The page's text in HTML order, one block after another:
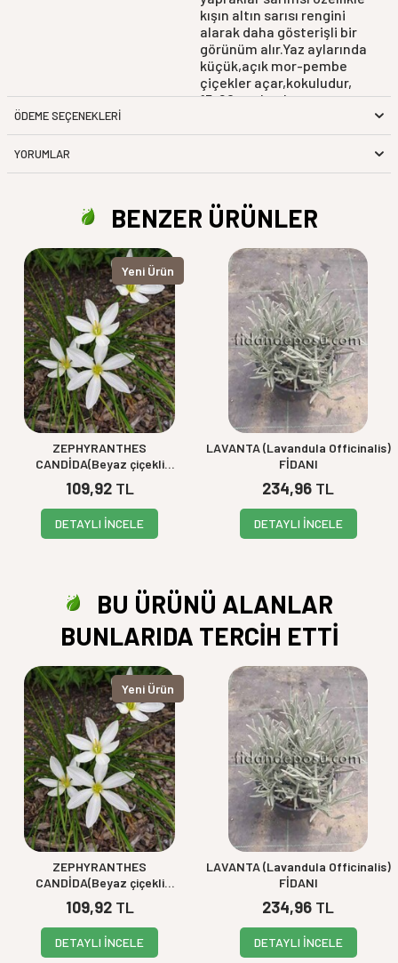
kışın altın sarısı rengini
alarak daha gösterişli bir
görünüm alır.Yaz aylarında
küçük,açık mor-pembe
çiçekler açar,kokuludur,
15-20 cm boylanır.
ÖDEME SEÇENEKLERI
YORUMLAR
BENZER ÜRÜNLER
Yeni Ürün
ZEPHYRANTHES
CANDİDA(Beyaz çiçekli
zıpçıktı)BİTKİSİ
109,92TL
DETAYLI İNCELE
LAVANTA (Lavandula Officinalis)
FİDANI
234,96 TL
DETAYLI İNCELE
BU ÜRÜNÜ ALANLAR
BUNLARIDA TERCİH ETTİ
Yeni Ürün
ZEPHYRANTHES
CANDİDA(Beyaz çiçekli
zıpçıktı)BİTKİSİ
109,92TL
DETAYLI İNCELE
LAVANTA (Lavandula Officinalis)
FİDANI
234,96 TL
DETAYLI İNCELE